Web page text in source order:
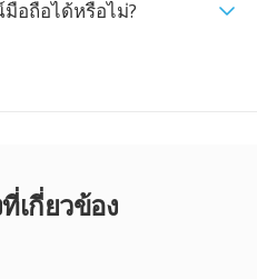
อถือได้หรือไม่?
เกี่ยวข้อง